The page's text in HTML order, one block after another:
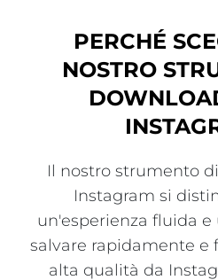
PERCHÉ
NOSTRO
Il nostro strumento
Instagram si
un'esperienza fluida e
salvare rapidamente e
alta qualità da